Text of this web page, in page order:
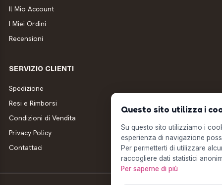
Il Mio Account
I Miei Ordini
Recensioni
SERVIZIO CLIENTI
Spedizione
Resi e Rimborsi
Condizioni di Vendita
Privacy Policy
Contattaci
Questo sito utilizza i
Su questo sito utilizziamo i
esperienza di navigazione
Per permetterti di utilizzare
raccogliere dati statistici
Per saperne di più